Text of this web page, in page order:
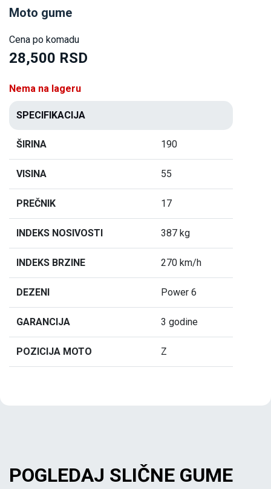
Moto gume
Cena po komadu
28,500 RSD
Nema na lageru
SPECIFIKACIJA
ŠIRINA 190
VISINA 55
PREČNIK 17
INDEKS NOSIVOSTI 387 kg
INDEKS BRZINE 270 km/h
DEZENI Power 6
GARANCIJA 3 godine
POZICIJA MOTO Z
POGLEDAJ SLIČNE GUME